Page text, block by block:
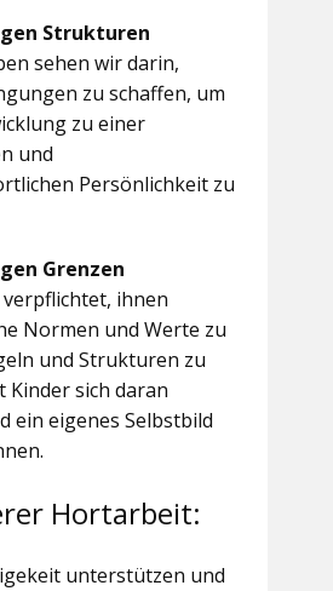
Strukturen
sehen wir darin,
zu schaffen, um
zu einer
und
Persönlichkeit zu
Grenzen
ihnen
Normen und Werte zu
und Strukturen zu
Kinder sich daran
ein eigenes Selbstbild
Hortarbeit:
unterstützen und